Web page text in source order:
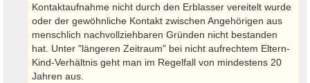
Kontaktaufnahme nicht durch den Erblasser vereitelt wurde
oder der gewöhnliche Kontakt zwischen Angehörigen aus
menschlich nachvollziehbaren Gründen nicht bestanden
hat. Unter "längeren Zeitraum" bei nicht aufrechtem Eltern-
Kind-Verhältnis geht man im Regelfall von mindestens 20
Jahren aus.